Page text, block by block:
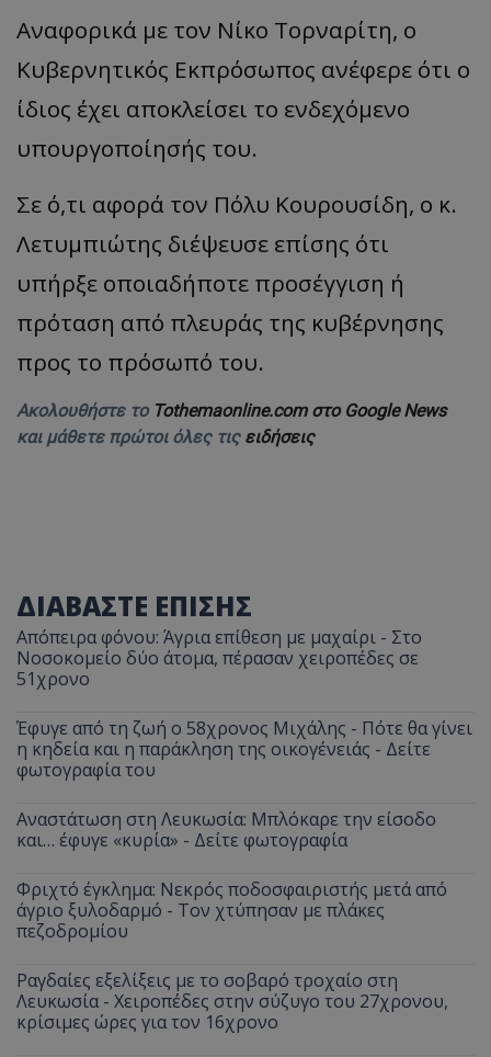
Αναφορικά με τον Νίκο Τορναρίτη, ο
Κυβερνητικός Εκπρόσωπος ανέφερε ότι ο
ίδιος έχει αποκλείσει το ενδεχόμενο
υπουργοποίησής του.
Σε ό,τι αφορά τον Πόλυ Κουρουσίδη, ο κ.
Λετυμπιώτης διέψευσε επίσης ότι
υπήρξε οποιαδήποτε προσέγγιση ή
πρόταση από πλευράς της κυβέρνησης
προς το πρόσωπό του.
Ακολουθήστε το Tothemaonline.com στο Google News
και μάθετε πρώτοι όλες τις ειδήσεις
ΔΙΑΒΑΣΤΕ ΕΠΙΣΗΣ
Απόπειρα φόνου: Άγρια επίθεση με μαχαίρι - Στο
Νοσοκομείο δύο άτομα, πέρασαν χειροπέδες σε
51χρονο
Έφυγε από τη ζωή ο 58χρονος Μιχάλης - Πότε θα γίνει
η κηδεία και η παράκληση της οικογένειάς - Δείτε
φωτογραφία του
Αναστάτωση στη Λευκωσία: Μπλόκαρε την είσοδο
και… έφυγε «κυρία» - Δείτε φωτογραφία
Φριχτό έγκλημα: Νεκρός ποδοσφαιριστής μετά από
άγριο ξυλοδαρμό - Τον χτύπησαν με πλάκες
πεζοδρομίου
Ραγδαίες εξελίξεις με το σοβαρό τροχαίο στη
Λευκωσία - Χειροπέδες στην σύζυγο του 27χρονου,
κρίσιμες ώρες για τον 16χρονο